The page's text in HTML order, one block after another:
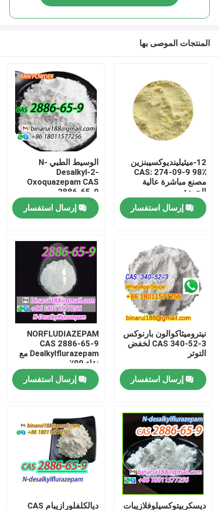
المنتجات
فيديوهات
معلومات عنا
جولة في المعمل
رقابة جودة
اطلب اقتباس
المواد الخام الكيميائية اليومية
المواد الكيميائية غير العضوية المواد الخام
الوسطيات الكيميائية الدقيقة
المنتجات الموصى بها
12-ميثيلينديوكسيبنزين
CAS: 274-09-9 98٪
مصنع مباشرة عالية
الجودة
إرسال استفسار
الوسيط الطبي N-
Desalkyl-2-
Oxoquazepam CAS
2886-65-9
صلب نظيف في شكل
صلب
إرسال استفسار
نيتروميثاكوالون بارنوكس
CAS 340-52-3 لخفض
التوتر
إرسال استفسار
NORFLUDIAZEPAM
CAS 2886-65-9
Dealkylflurazepam مع
نقاء 99٪
إرسال استفسار
ديسكربيتوكسيلوفلازيبات ديالكلفلورازيبام CAS